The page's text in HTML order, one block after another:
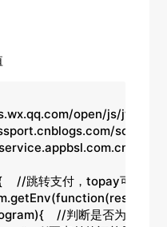
open/js/
scripts/